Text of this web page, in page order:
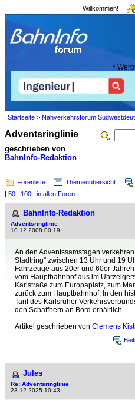
Willkommen!
*
Startseite > Nahverkehrsforum
Adventsringlinie
geschrieben von
BahnInfo-Redaktion
Forenliste Themenübersicht
| 50 | 100 | in allen Foren
BahnInfo-Redaktion
Adventsringlinie
10.12.2008 00:19
An den Adventssamstagen
Stadtring" zwischen 13 Uhr und 19
Fahrzeuge aus 20er und 60er
vom Hauptbahnhof aus im
Karlstraße zum Europaplatz, zum
zurück zum Hauptbahnhof. In den
Tarif des Karlsruher
den Schaffnern an Bord erhältlich.
Artikel geschrieben von Clemens
Jules
Re: Adventsringlinie
23.12.2025 10:43